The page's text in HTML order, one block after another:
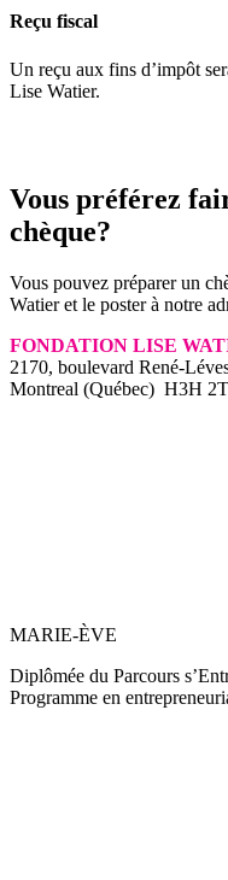
Reçu fiscal
Un reçu aux fins d’impôt
Lise Watier.
Vous préférez
chèque?
Vous pouvez préparer un
Watier et le poster à notre
FONDATION LISE
2170, boulevard René-
Montreal (Québec) H3H
MARIE-ÈVE
Diplômée du Parcours
Programme en